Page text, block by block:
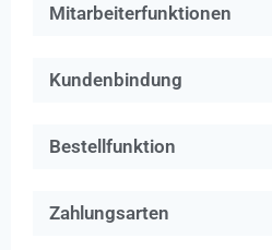
Mitarbeiterfunktionen
Kundenbindung
Bestellfunktion
Zahlungsarten